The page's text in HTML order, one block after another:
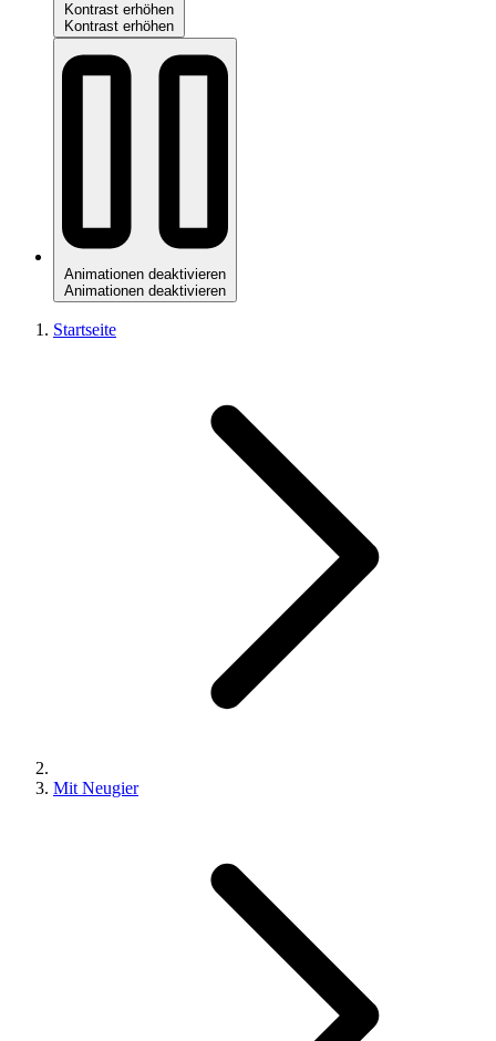
Kontrast erhöhen
Kontrast erhöhen
Animationen deaktivieren
Animationen deaktivieren
Startseite
Mit Neugier